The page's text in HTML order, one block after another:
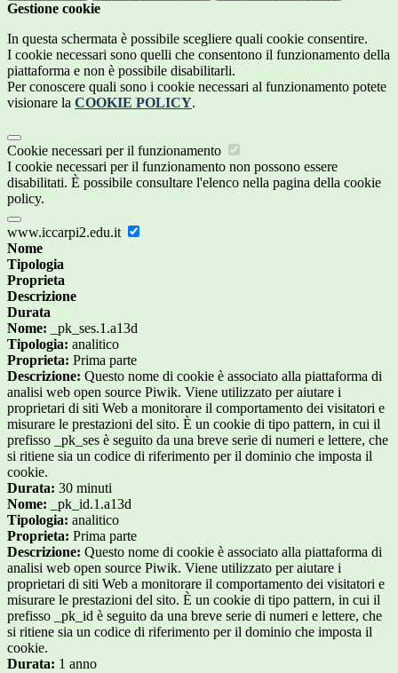
Gestione cookie
In questa schermata è possibile scegliere quali cookie consentire.
I cookie necessari sono quelli che consentono il funzionamento della
piattaforma e non è possibile disabilitarli.
Per conoscere quali sono i cookie necessari al funzionamento potete
visionare la COOKIE POLICY.
Cookie necessari per il funzionamento
I cookie necessari per il funzionamento non possono essere
disabilitati. È possibile consultare l'elenco nella pagina della cookie
policy.
www.iccarpi2.edu.it
Nome
Tipologia
Proprieta
Descrizione
Durata
Nome: _pk_ses.1.a13d
Tipologia: analitico
Proprieta: Prima parte
Descrizione: Questo nome di cookie è associato alla piattaforma di
analisi web open source Piwik. Viene utilizzato per aiutare i
proprietari di siti Web a monitorare il comportamento dei visitatori e
misurare le prestazioni del sito. È un cookie di tipo pattern, in cui il
prefisso _pk_ses è seguito da una breve serie di numeri e lettere, che
si ritiene sia un codice di riferimento per il dominio che imposta il
cookie.
Durata: 30 minuti
Nome: _pk_id.1.a13d
Tipologia: analitico
Proprieta: Prima parte
Descrizione: Questo nome di cookie è associato alla piattaforma di
analisi web open source Piwik. Viene utilizzato per aiutare i
proprietari di siti Web a monitorare il comportamento dei visitatori e
misurare le prestazioni del sito. È un cookie di tipo pattern, in cui il
prefisso _pk_id è seguito da una breve serie di numeri e lettere, che
si ritiene sia un codice di riferimento per il dominio che imposta il
cookie.
Durata: 1 anno